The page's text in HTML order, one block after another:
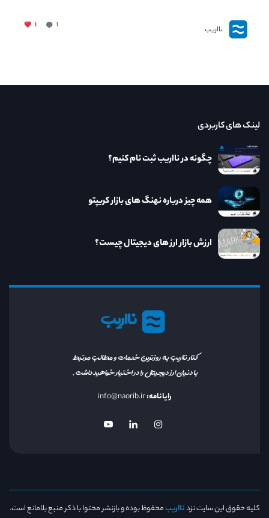
نااریب ۱ ۱
نااریب
کنار نااریب به روزترین خدمات و مطالب مرتبط
با دنیای ارز دیجیتال را در اختیار خواهید داشت.
رایانامه:info@naorib.ir
لینک های کاربردی
چگونه در نااریب ثبت نام کنیم؟
همه چیز درباره نهنگ های بازار کریپتو
ارزش بازار ارز های دیجیتال چیست؟
کلیه حقوق این سایت نزدنااریبمحفوظ بوده و بازنشر محتوا با ذکر منبع بلامانع است.